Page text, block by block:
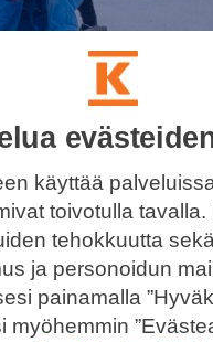
kesätapahtumista,
käyttää
toivotulla
tehokkuutta
ja personoidun
painamalla
myöhemmin